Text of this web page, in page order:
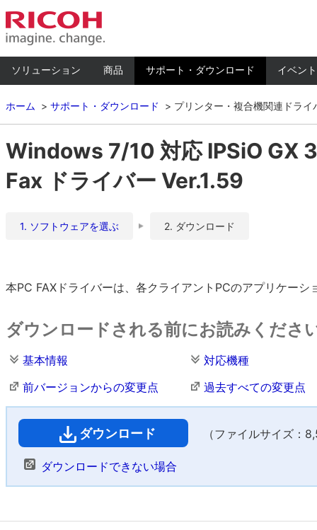
ソリューション 商品 サポート・ダウンロード イベン
ホーム サポート・ダウンロード プリンター・複合機関連ドライ
Windows 7/10 対応 IPSiO GX
Fax ドライバー Ver.1.59
1. ソフトウェアを選ぶ 2. ダウンロード
本PC FAXドライバーは、各クライアントPCのアプリケー
ダウンロードされる前にお読みくださ
基本情報
対応機種
前バージョンからの変更点
過去すべての変更点
ダウンロード （ファイルサイズ：
ダウンロードできない場合